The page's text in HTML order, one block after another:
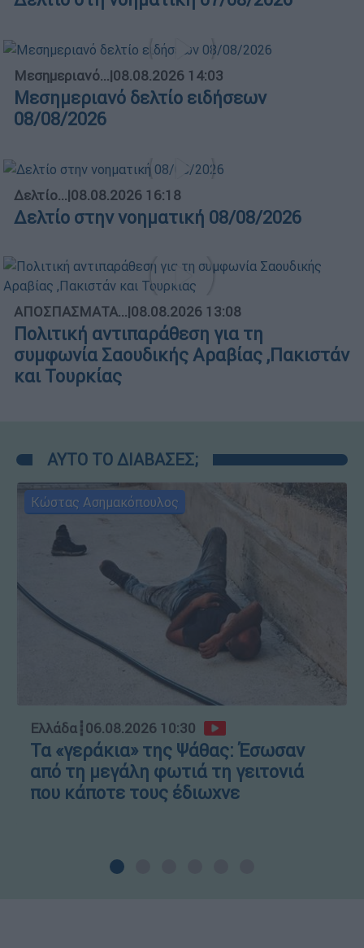
Μεσημεριανό...|08.08.2026 14:03
Μεσημεριανό δελτίο ειδήσεων
08/08/2026
Δελτίο...|08.08.2026 16:18
Δελτίο στην νοηματική 08/08/2026
ΑΠΟΣΠΑΣΜΑΤΑ...|08.08.2026 13:08
Πολιτική αντιπαράθεση για τη
συμφωνία Σαουδικής Αραβίας ,Πακιστάν
και Τουρκίας
ΑΥΤΟ ΤΟ ΔΙΑΒΑΣΕΣ;
Κώστας Ασημακόπουλος
Ελλάδα┋06.08.2026 10:30
Τα «γεράκια» της Ψάθας: Έσωσαν
από τη μεγάλη φωτιά τη γειτονιά
που κάποτε τους έδιωχνε